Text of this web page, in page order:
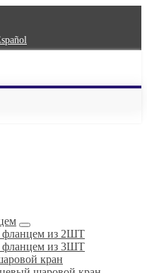
фланцем из 2ШТ
фланцем из 3ШТ
кран